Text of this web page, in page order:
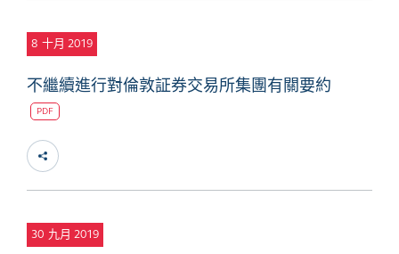
8 十月 2019
不繼續進行對倫敦証券交易所集團有關要約
PDF
30 九月 2019